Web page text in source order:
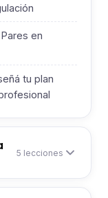
en
tu plan
5 lecciones